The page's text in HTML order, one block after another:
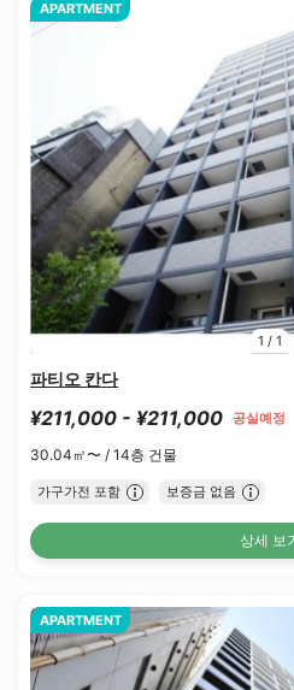
1 / 1
APARTMENT
파티오 칸다
¥211,000 - ¥211,000 공실예정
30.04㎡〜 / 14층 건물
가구가전 포함 보증금 없음
상세 보
APARTMENT